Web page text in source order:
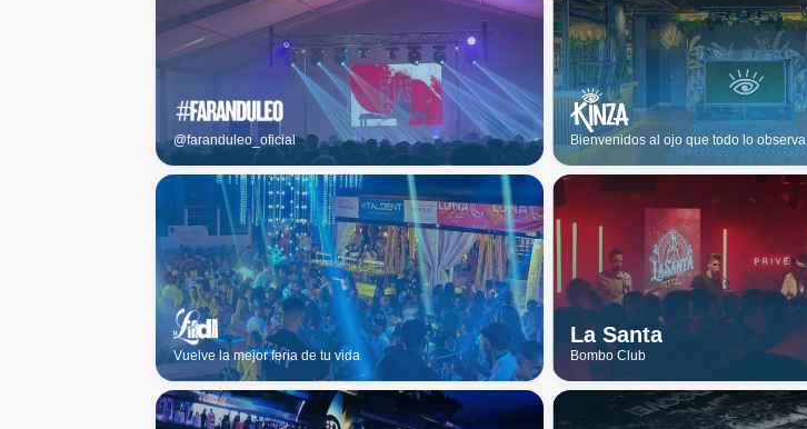
@faranduleo_oficial Bienvenidos al ojo que todo lo observa
Vuelve la mejor feria de tu vida
La Santa
Bombo Club